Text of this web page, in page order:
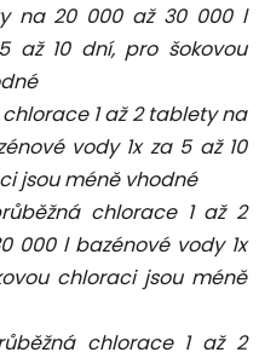
na 20 000 až 30 000 l
až 10 dní, pro šokovou
1 až 2 tablety na
vody 1x za 5 až 10
jsou méně vhodné
chlorace 1 až 2
000 l bazénové vody 1x
chloraci jsou méně
chlorace 1 až 2